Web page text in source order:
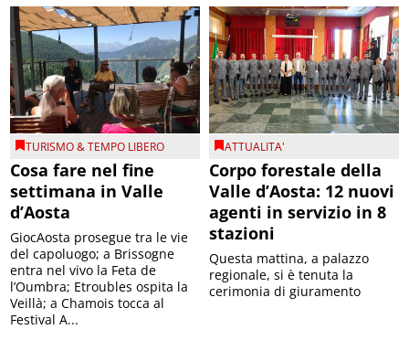
TURISMO & TEMPO LIBERO
Cosa fare nel fine
settimana in Valle
d’Aosta
GiocAosta prosegue tra le vie
del capoluogo; a Brissogne
entra nel vivo la Feta de
l’Oumbra; Etroubles ospita la
Veillà; a Chamois tocca al
Festival A...
ATTUALITA'
Corpo forestale della
Valle d’Aosta: 12 nuovi
agenti in servizio in 8
stazioni
Questa mattina, a palazzo
regionale, si è tenuta la
cerimonia di giuramento